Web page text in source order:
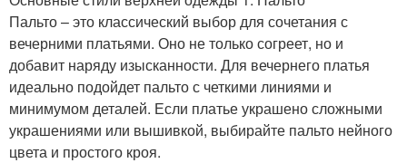
Платья с черно-белыми
принтами
Колготки к черному
платью
Пальто – это классический выбор для сочетания с
вечерними платьями. Оно не только согреет, но и
добавит наряду изысканности. Для вечернего платья
идеально подойдет пальто с четкими линиями и
минимумом деталей. Если платье украшено сложными
украшениями или вышивкой, выбирайте пальто нейного
цвета и простого кроя.